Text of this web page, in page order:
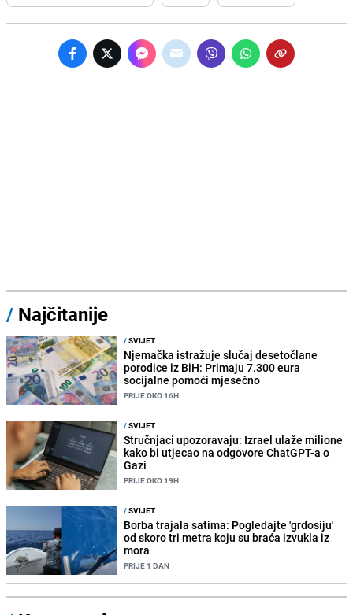
/ Najčitanije
/SVIJET
Njemačka istražuje slučaj desetočlane
porodice iz BiH: Primaju 7.300 eura
socijalne pomoći mjesečno
PRIJE OKO 16H
/SVIJET
Stručnjaci upozoravaju: Izrael ulaže milione
kako bi utjecao na odgovore ChatGPT-a o
Gazi
PRIJE OKO 19H
/SVIJET
Borba trajala satima: Pogledajte 'grdosiju'
od skoro tri metra koju su braća izvukla iz
mora
PRIJE 1 DAN